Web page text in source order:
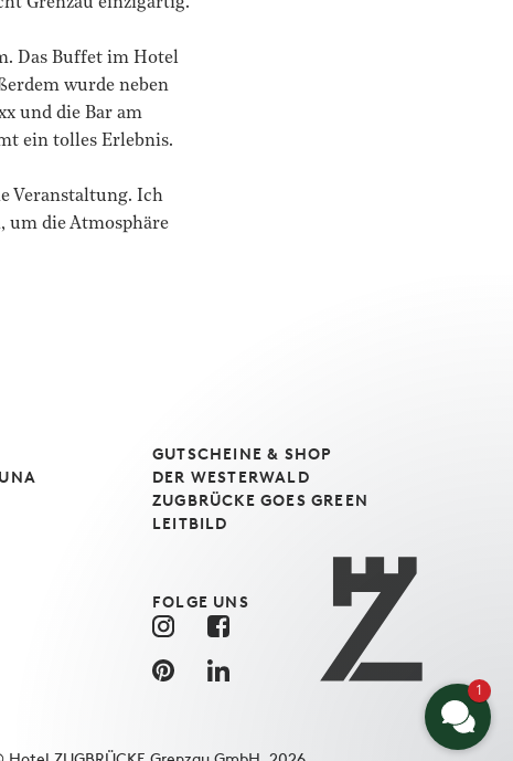
Das Buffet im Hotel
wurde neben
und die Bar am
ein tolles Erlebnis.
Veranstaltung. Ich
um die Atmosphäre
GUTSCHEINE & SHOP
DER WESTERWALD
ZUGBRÜCKE GOES GREEN
LEITBILD
FOLGE UNS
1